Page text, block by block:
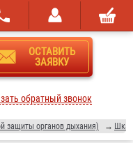
ОСТАВИТЬ
ЗАЯВКУ
обратный звонок
защиты органов дыхания) →